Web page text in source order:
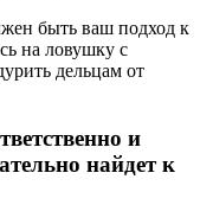
быть ваш подход к
на ловушку с
дельцам от
и
найдет к